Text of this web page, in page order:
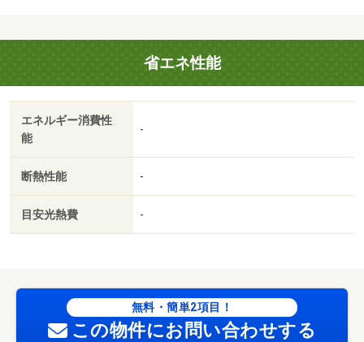
３２０円／月・★エイブル「ファイブゼロ」★ ♪お部屋
探しはエイブル♪/抗菌施工 7700円
省エネ性能
エネルギー消費性
能
-
断熱性能 -
目安光熱費 -
無料・簡単2項目！
この物件にお問い合わせする